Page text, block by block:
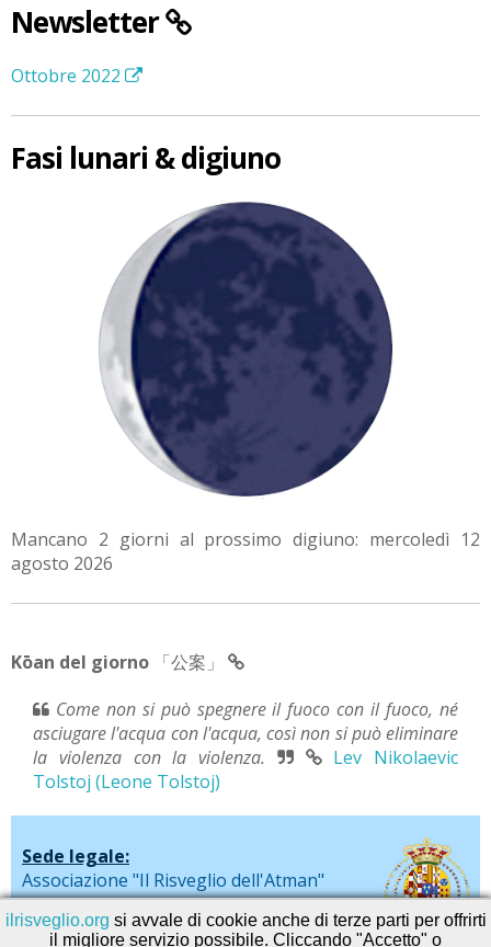
Newsletter
Ottobre 2022
Fasi lunari & digiuno
Mancano 2 giorni al prossimo digiuno: mercoledì 12
agosto 2026
Kōan del giorno 「公案」
Come non si può spegnere il fuoco con il fuoco, né
asciugare l'acqua con l'acqua, così non si può eliminare
la violenza con la violenza.
Lev Nikolaevic
Tolstoj (Leone Tolstoj)
Sede legale:
Associazione "Il Risveglio dell'Atman"
via De Liguori, 20 - Sarno (SA)
ilrisveglio.org si avvale di cookie anche di terze parti per offrirti
il migliore servizio possibile. Cliccando "Accetto" o